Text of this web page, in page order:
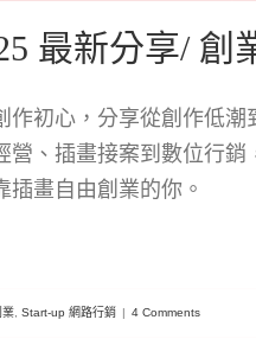
最新分享/
作初心，分享從創作低
營、插畫接案到數位行
插畫自由創業的你。
業, Start-up 網路行銷 | 4 Comments